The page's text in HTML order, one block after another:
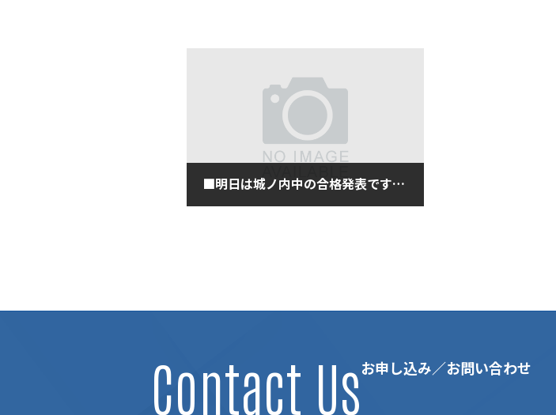
■明日は城ノ内中の合格発表です！（1月17日金曜日）
お申し込み／お問い合わせ
Contact Us